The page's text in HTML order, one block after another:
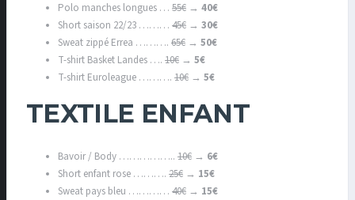
Polo manches longues … 55€ → 40€
Short saison 22/23 ……… 45€ → 30€
Sweat zippé Errea ………. 65€ → 50€
T-shirt Basket Landes …. 10€ → 5€
T-shirt Euroleague ………. 10€ → 5€
TEXTILE ENFANT
Bavoir / Body …………….. 10€ → 6€
Short enfant rose ………. 25€ → 15€
Sweat pays bleu ………… 40€ → 15€